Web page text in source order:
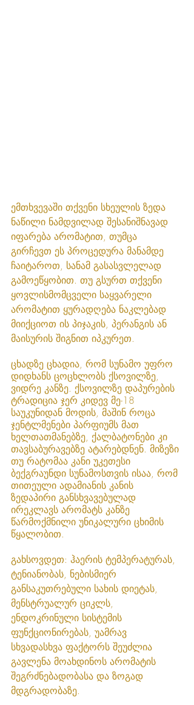
ემთხვევაში თქვენი სხეულის ზედა
ნაწილი ნამდვილად შესანიშნავად
იფარება არომატით, თუმცა
გირჩევთ ეს პროცედურა მანამდე
ჩაიტაროთ, სანამ გასასვლელად
გამოეწყობით. თუ გსურთ თქვენი
ყოვლისმომცველი საყვარელი
არომატით ყურადღება ნაკლებად
მიიქციოთ ის პიჯაკის, პერანგის ან
მაისურის შიგნით იპკურეთ.
ცხადზე ცხადია, რომ სუნამო უფრო
დიდხანს ცოცხლობს ქსოვილზე,
ვიდრე კანზე. ქსოვილზე დაპურების
ტრადიცია ჯერ კიდევ მე-18
საუკუნიდან მოდის, მაშინ როცა
ჯენტლმენები პარფიუმს მათ
ხელთათმანებზე, ქალბატონები კი
თავსაბურავებზე ატარებდნენ. მიზეზი
თუ რატომაა კანი უკეთესი
ბექგრაუნდი სუნამოსთვის ისაა, რომ
თითეული ადამიანის კანის
ზედაპირი განსხვავებულად
ირეკლავს არომატს კანზე
წარმოქმნილი უნიკალური ცხიმის
წყალობით.
გახსოვდეთ: ჰაერის ტემპერატურას,
ტენიანობას, ნებისმიერ
განსაკუთრებული სახის დიეტას,
მენსტრუალურ ციკლს,
ენდოკრინული სისტემის
ფუნქციონირებას, უამრავ
სხვადასხვა ფაქტორს შეუძლია
გავლენა მოახდინოს არომატის
შეგრძნებადობასა და ზოგად
მდგრადობაზე.